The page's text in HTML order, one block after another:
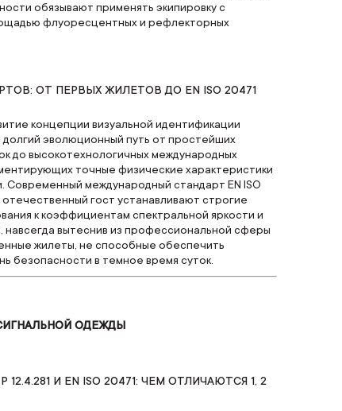
обязывают применять экипировку с
флуоресцентных и рефлекторных
ОТ ПЕРВЫХ ЖИЛЕТОВ ДО EN ISO 20471
концепции визуальной идентификации
эволюционный путь от простейших
до высокотехнологичных международных
точные физические характеристики
Современный международный стандарт EN ISO
отечественный гост устанавливают строгие
к коэффициентам спектральной яркости и
навсегда вытеснив из профессиональной сферы
жилеты, не способные обеспечить
безопасности в темное время суток.
ОДЕЖДЫ
И EN ISO 20471: ЧЕМ ОТЛИЧАЮТСЯ 1, 2